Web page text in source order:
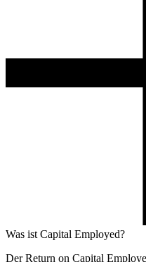
Was ist Capital Employed?
Der Return on Capital